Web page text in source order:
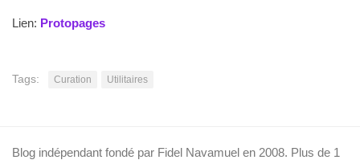
Lien: Protopages
Tags: Curation Utilitaires
Blog indépendant fondé par Fidel Navamuel en 2008. Plus de 1